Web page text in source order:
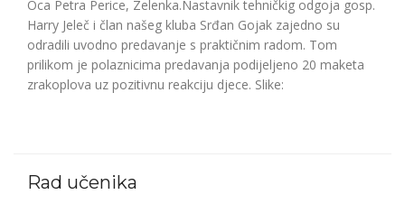
Oca Petra Perice, Zelenka.Nastavnik tehničkig odgoja gosp.
Harry Jeleč i član našeg kluba Srđan Gojak zajedno su
odradili uvodno predavanje s praktičnim radom. Tom
prilikom je polaznicima predavanja podijeljeno 20 maketa
zrakoplova uz pozitivnu reakciju djece. Slike:
Rad učenika